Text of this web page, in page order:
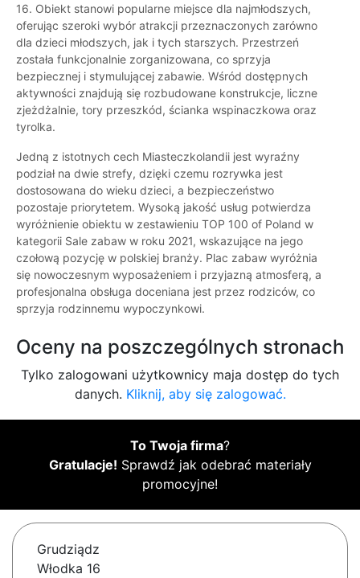
16. Obiekt stanowi popularne miejsce dla najmłodszych,
oferując szeroki wybór atrakcji przeznaczonych zarówno
dla dzieci młodszych, jak i tych starszych. Przestrzeń
została funkcjonalnie zorganizowana, co sprzyja
bezpiecznej i stymulującej zabawie. Wśród dostępnych
aktywności znajdują się rozbudowane konstrukcje, liczne
zjeżdżalnie, tory przeszkód, ścianka wspinaczkowa oraz
tyrolka.
Jedną z istotnych cech Miasteczkolandii jest wyraźny
podział na dwie strefy, dzięki czemu rozrywka jest
dostosowana do wieku dzieci, a bezpieczeństwo
pozostaje priorytetem. Wysoką jakość usług potwierdza
wyróżnienie obiektu w zestawieniu TOP 100 of Poland w
kategorii Sale zabaw w roku 2021, wskazujące na jego
czołową pozycję w polskiej branży. Plac zabaw wyróżnia
się nowoczesnym wyposażeniem i przyjazną atmosferą, a
profesjonalna obsługa doceniana jest przez rodziców, co
sprzyja rodzinnemu wypoczynkowi.
Oceny na poszczególnych stronach
Tylko zalogowani użytkownicy maja dostęp do tych
danych. Kliknij, aby się zalogować.
To Twoja firma?
Gratulacje! Sprawdź jak odebrać materiały
promocyjne!
Grudziądz
Włodka 16